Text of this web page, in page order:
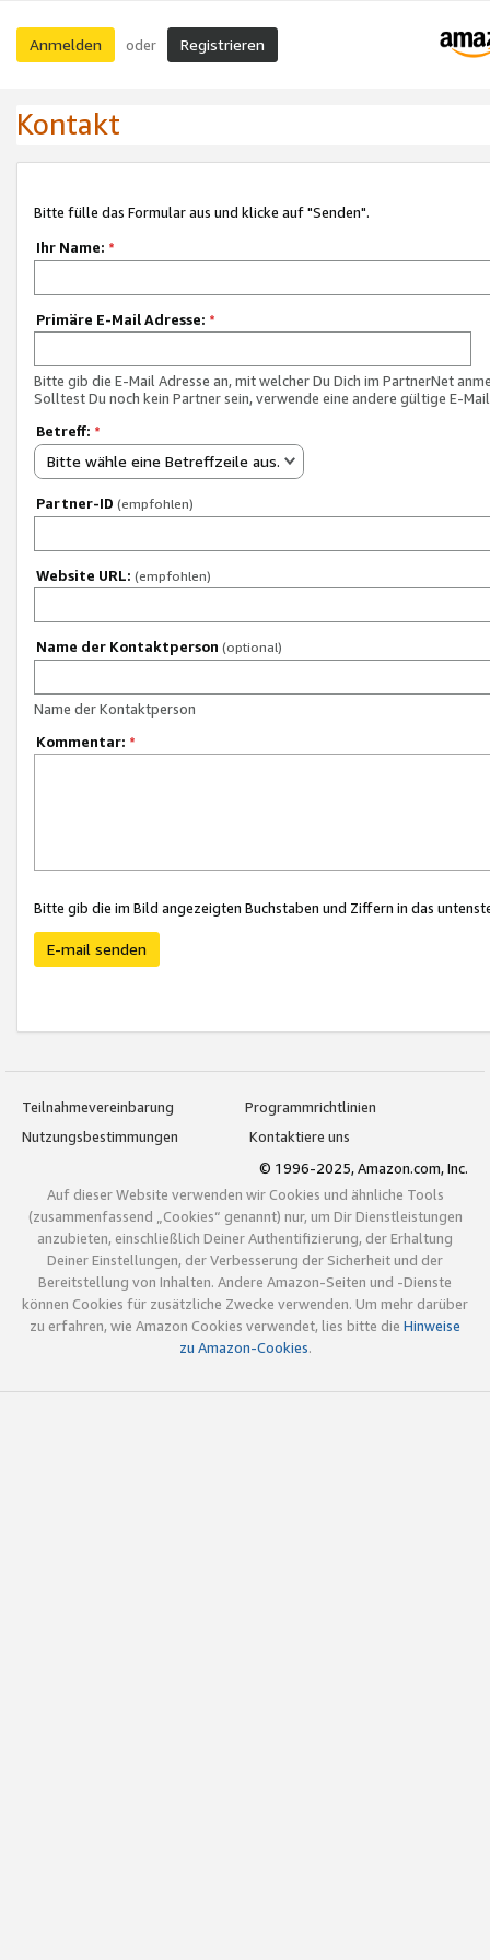
Anmelden oder Registrieren
Kontakt
Bitte fülle das Formular aus und klicke auf "Senden".
Ihr Name: *
Primäre E-Mail Adresse: *
Bitte gib die E-Mail Adresse an, mit welcher Du Dich im PartnerNet
Solltest Du noch kein Partner sein, verwende eine andere gültige E-
Betreff: *
Bitte wähle eine Betreffzeile aus.
Partner-ID (empfohlen)
Website URL: (empfohlen)
Name der Kontaktperson (optional)
Name der Kontaktperson
Kommentar: *
Bitte gib die im Bild angezeigten Buchstaben und Ziffern in das
E-mail senden
Teilnahmevereinbarung
Programmrichtlinien
Nutzungsbestimmungen
Kontaktiere uns
© 1996-2025, Amazon.com, Inc.
Auf dieser Website verwenden wir Cookies und ähnliche Tools
(zusammenfassend „Cookies“ genannt) nur, um Dir Dienstleistungen
anzubieten, einschließlich Deiner Authentifizierung, der Erhaltung
Deiner Einstellungen, der Verbesserung der Sicherheit und der
Bereitstellung von Inhalten. Andere Amazon-Seiten und -Dienste
können Cookies für zusätzliche Zwecke verwenden. Um mehr darüber
zu erfahren, wie Amazon Cookies verwendet, lies bitte die Hinweise
zu Amazon-Cookies.